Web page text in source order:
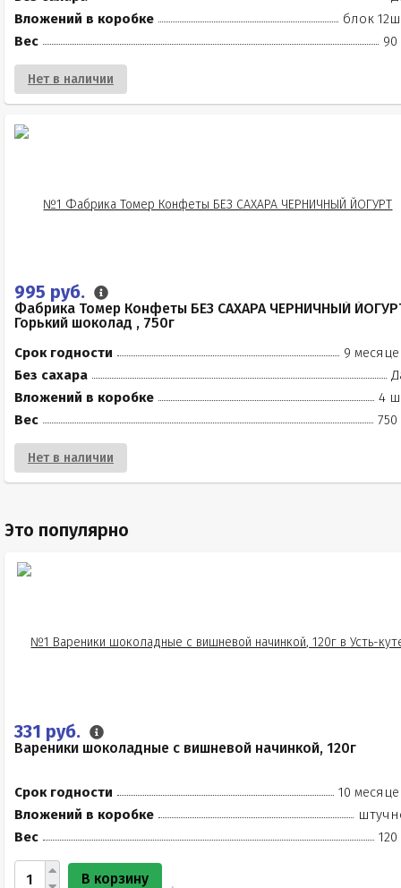
Вложений в коробке
блок
Вес
90
Нет в наличии
995 руб.
Фабрика Томер Конфеты БЕЗ САХАРА ЧЕРНИЧНЫЙ
Горький шоколад , 750г
Срок годности
9
Без сахара
Вложений в коробке
4
Вес
750
Нет в наличии
Это популярно
331 руб.
Вареники шоколадные с вишневой начинкой, 120г
Срок годности
10
Вложений в коробке
Вес
120
В корзину